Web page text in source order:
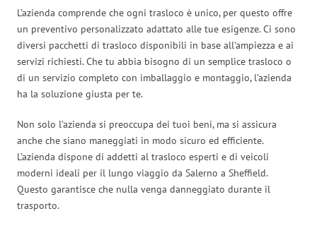
L’azienda comprende che ogni trasloco è unico, per questo offre
un preventivo personalizzato adattato alle tue esigenze. Ci sono
diversi pacchetti di trasloco disponibili in base all’ampiezza e ai
servizi richiesti. Che tu abbia bisogno di un semplice trasloco o
di un servizio completo con imballaggio e montaggio, l’azienda
ha la soluzione giusta per te.
Non solo l’azienda si preoccupa dei tuoi beni, ma si assicura
anche che siano maneggiati in modo sicuro ed efficiente.
L’azienda dispone di addetti al trasloco esperti e di veicoli
moderni ideali per il lungo viaggio da Salerno a Sheffield.
Questo garantisce che nulla venga danneggiato durante il
trasporto.